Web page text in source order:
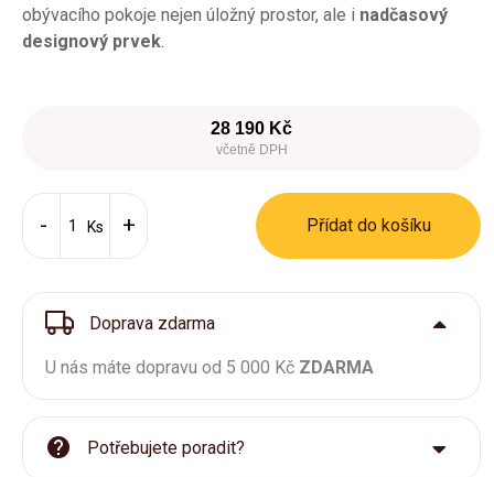
obývacího pokoje nejen úložný prostor, ale i nadčasový
designový prvek.
28 190 Kč
včetně DPH
Ks Přídat do košíku
Doprava zdarma
U nás máte dopravu od 5 000 Kč ZDARMA
Potřebujete poradit?